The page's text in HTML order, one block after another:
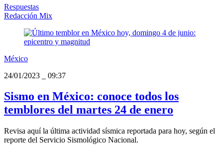
Respuestas
Redacción Mix
México
24/01/2023
09:37
Sismo en México: conoce todos los
temblores del martes 24 de enero
Revisa aquí la última actividad sísmica reportada para hoy, según el
reporte del Servicio Sismológico Nacional.